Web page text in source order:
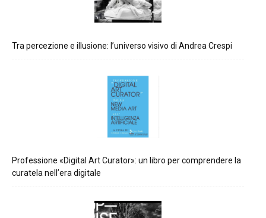
Tra percezione e illusione: l’universo visivo di Andrea Crespi
Professione «Digital Art Curator»: un libro per comprendere la
curatela nell’era digitale